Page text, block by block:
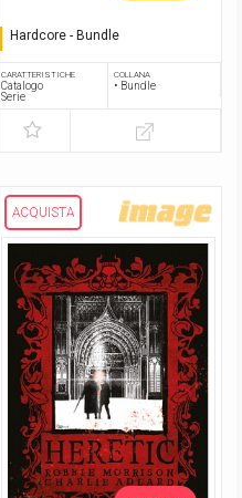
Hardcore - Bundle
CARATTERISTICHE
Catalogo
Serie
COLLANA
• Bundle
ACQUISTA